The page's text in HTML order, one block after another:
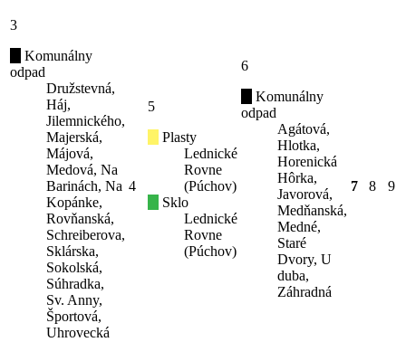
3
Komunálny
odpad
Družstevná,
Háj,
Jilemnického,
Majerská,
Májová,
Medová, Na
Barinách, Na
Kopánke,
Rovňanská,
Schreiberova,
Sklárska,
Sokolská,
Súhradka,
Sv. Anny,
Športová,
Uhrovecká
4
5
Plasty
Lednické
Rovne
(Púchov)
Sklo
Lednické
Rovne
(Púchov)
6
Komunálny
odpad
Agátová,
Hlotka,
Horenická
Hôrka,
Javorová,
Medňanská,
Medné,
Staré
Dvory, U
duba,
Záhradná
7 8 9